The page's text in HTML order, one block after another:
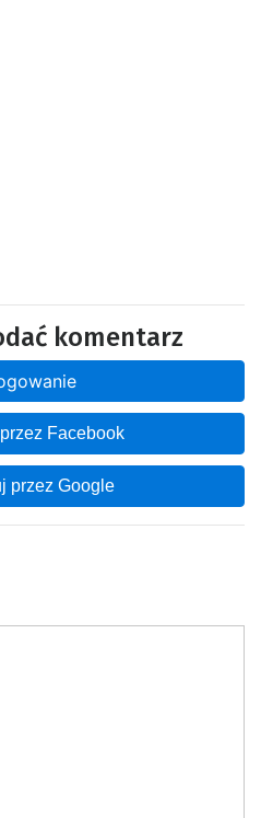
komentarz
Facebook
przez Google